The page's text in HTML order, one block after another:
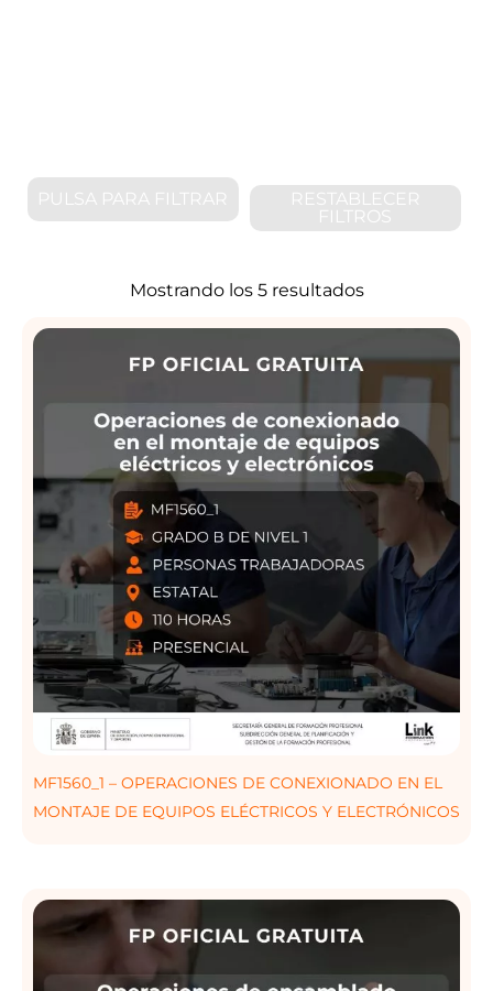
PULSA PARA FILTRAR
RESTABLECER
FILTROS
Mostrando los 5 resultadosOrdenado
los
MF1560_1 – OPERACIONES DE CONEXIONADO EN EL
MONTAJE DE EQUIPOS ELÉCTRICOS Y ELECTRÓNICOS